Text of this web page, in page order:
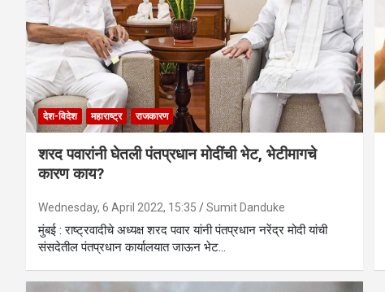
देश-विदेश महाराष्ट्र राजकारण
शरद पवारांनी घेतली पंतप्रधान मोदींची भेट, भेटीमागचे
कारण काय?
Wednesday, 6 April 2022, 15:35 Sumit Danduke
मुंबई : राष्ट्रवादीचे अध्यक्ष शरद पवार यांनी पंतप्रधान नरेंद्र मोदी यांची
संसदेतील पंतप्रधान कार्यालयात जाऊन भेट…